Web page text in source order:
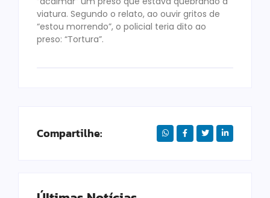
viatura. Segundo o relato, ao ouvir gritos de
“estou morrendo”, o policial teria dito ao
preso: “Tortura”.
Compartilhe: